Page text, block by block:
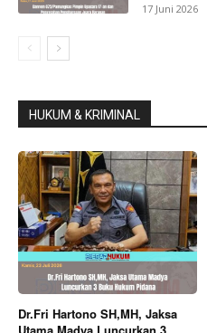
17 Juni 2026
HUKUM & KRIMINAL
Dr.Fri Hartono SH,MH, Jaksa